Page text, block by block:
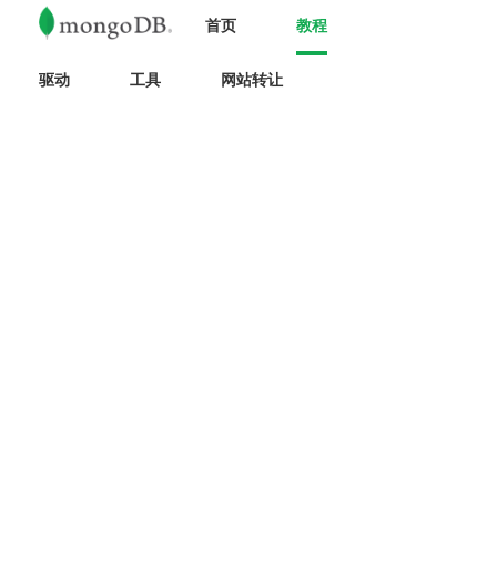
首页 教程
驱动 工具 网站转让